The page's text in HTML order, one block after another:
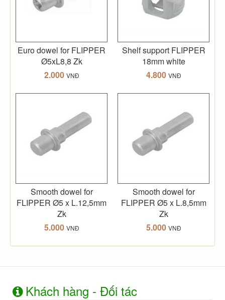
Euro dowel for FLIPPER
Ø5xL8,8 Zk
2.000 VNĐ
Shelf support FLIPPER
18mm white
4.800 VNĐ
Smooth dowel for
FLIPPER Ø5 x L.12,5mm
Zk
5.000 VNĐ
Smooth dowel for
FLIPPER Ø5 x L.8,5mm
Zk
5.000 VNĐ
Khách hàng - Đối tác